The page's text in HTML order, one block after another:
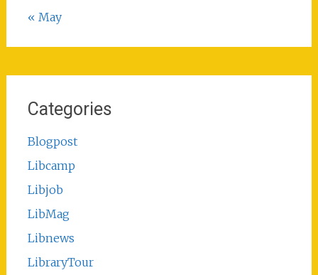
« May
Categories
Blogpost
Libcamp
Libjob
LibMag
Libnews
LibraryTour